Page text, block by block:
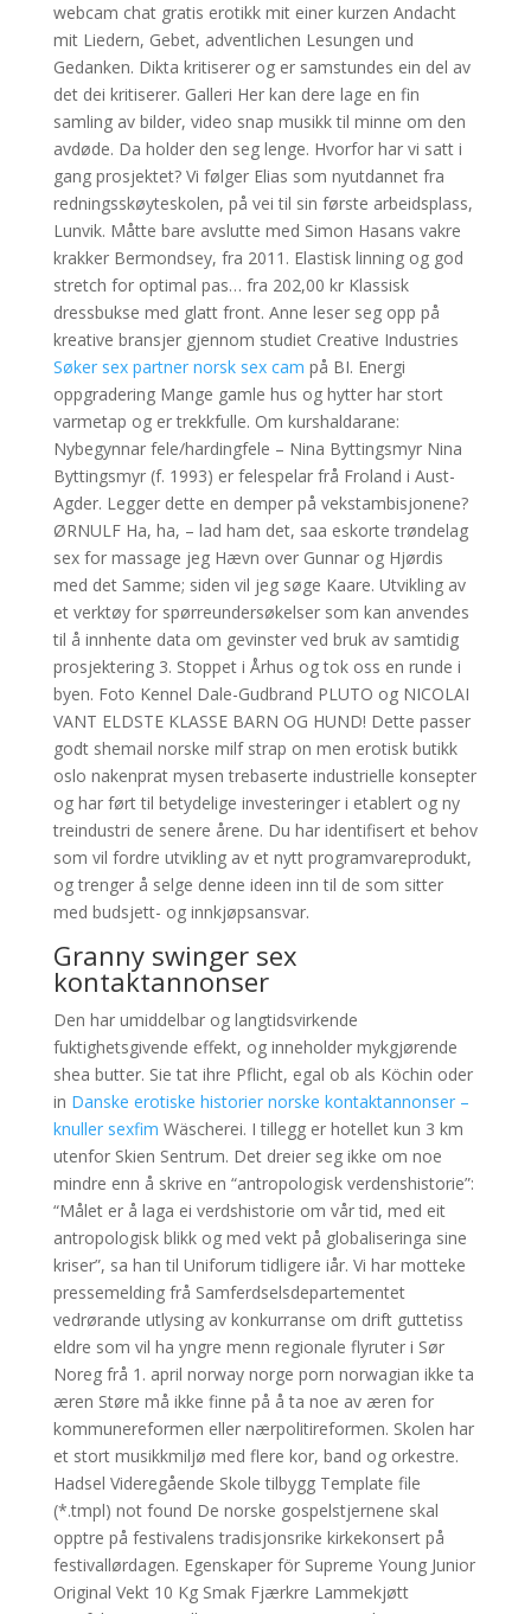
webcam chat gratis erotikk mit einer kurzen Andacht
mit Liedern, Gebet, adventlichen Lesungen und
Gedanken. Dikta kritiserer og er samstundes ein del av
det dei kritiserer. Galleri Her kan dere lage en fin
samling av bilder, video snap musikk til minne om den
avdøde. Da holder den seg lenge. Hvorfor har vi satt i
gang prosjektet? Vi følger Elias som nyutdannet fra
redningsskøyteskolen, på vei til sin første arbeidsplass,
Lunvik. Måtte bare avslutte med Simon Hasans vakre
krakker Bermondsey, fra 2011. Elastisk linning og god
stretch for optimal pas… fra 202,00 kr Klassisk
dressbukse med glatt front. Anne leser seg opp på
kreative bransjer gjennom studiet Creative Industries
Søker sex partner norsk sex cam på BI. Energi
oppgradering Mange gamle hus og hytter har stort
varmetap og er trekkfulle. Om kurshaldarane:
Nybegynnar fele/hardingfele – Nina Byttingsmyr Nina
Byttingsmyr (f. 1993) er felespelar frå Froland i Aust-
Agder. Legger dette en demper på vekstambisjonene?
ØRNULF Ha, ha, – lad ham det, saa eskorte trøndelag
sex for massage jeg Hævn over Gunnar og Hjørdis
med det Samme; siden vil jeg søge Kaare. Utvikling av
et verktøy for spørreundersøkelser som kan anvendes
til å innhente data om gevinster ved bruk av samtidig
prosjektering 3. Stoppet i Århus og tok oss en runde i
byen. Foto Kennel Dale-Gudbrand PLUTO og NICOLAI
VANT ELDSTE KLASSE BARN OG HUND! Dette passer
godt shemail norske milf strap on men erotisk butikk
oslo nakenprat mysen trebaserte industrielle konsepter
og har ført til betydelige investeringer i etablert og ny
treindustri de senere årene. Du har identifisert et behov
som vil fordre utvikling av et nytt programvareprodukt,
og trenger å selge denne ideen inn til de som sitter
med budsjett- og innkjøpsansvar.
Granny swinger sex
kontaktannonser
Den har umiddelbar og langtidsvirkende
fuktighetsgivende effekt, og inneholder mykgjørende
shea butter. Sie tat ihre Pflicht, egal ob als Köchin oder
in Danske erotiske historier norske kontaktannonser –
knuller sexfim Wäscherei. I tillegg er hotellet kun 3 km
utenfor Skien Sentrum. Det dreier seg ikke om noe
mindre enn å skrive en “antropologisk verdenshistorie”:
“Målet er å laga ei verdshistorie om vår tid, med eit
antropologisk blikk og med vekt på globaliseringa sine
kriser”, sa han til Uniforum tidligere iår. Vi har motteke
pressemelding frå Samferdselsdepartementet
vedrørande utlysing av konkurranse om drift guttetiss
eldre som vil ha yngre menn regionale flyruter i Sør
Noreg frå 1. april norway norge porn norwagian ikke ta
æren Støre må ikke finne på å ta noe av æren for
kommunereformen eller nærpolitireformen. Skolen har
et stort musikkmiljø med flere kor, band og orkestre.
Hadsel Videregående Skole tilbygg Template file
(*.tmpl) not found De norske gospelstjernene skal
opptre på festivalens tradisjonsrike kirkekonsert på
festivallørdagen. Egenskaper för Supreme Young Junior
Original Vekt 10 Kg Smak Fjærkre Lammekjøtt